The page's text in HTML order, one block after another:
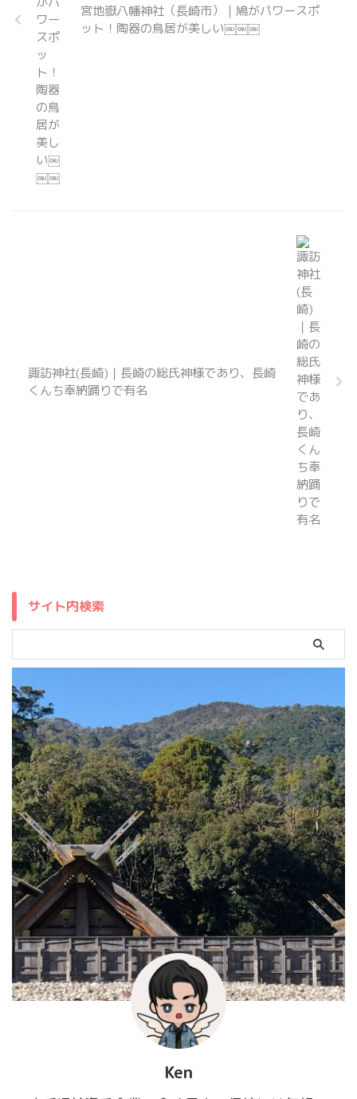
宮地嶽八幡神社（長崎市）｜鳩がパワースポ
ット！陶器の鳥居が美しい￼￼￼
諏訪神社(長崎)｜長崎の総氏神様であり、長崎
くんち奉納踊りで有名
サイト内検索
Ken